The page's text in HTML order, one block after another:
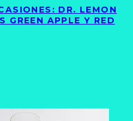
DR. LEMON
GREEN APPLE Y RED